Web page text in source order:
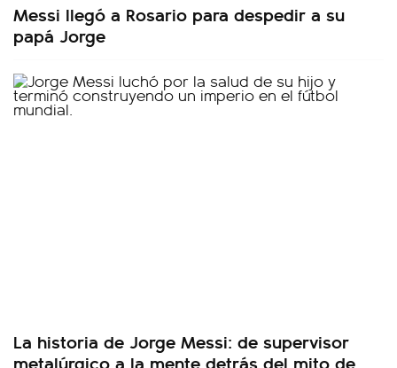
Messi llegó a Rosario para despedir a su
papá Jorge
La historia de Jorge Messi: de supervisor
metalúrgico a la mente detrás del mito de